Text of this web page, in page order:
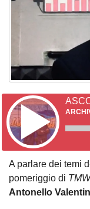
A parlare dei temi
pomeriggio di
Antonello